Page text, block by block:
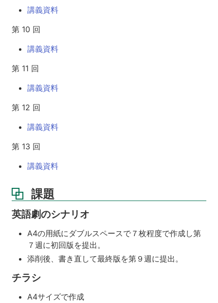
講義資料
第 10 回
講義資料
第 11 回
講義資料
第 12 回
講義資料
第 13 回
講義資料
課題
英語劇のシナリオ
A4の用紙にダブルスペースで７枚程度で作成し第
７週に初回版を提出。
添削後、書き直して最終版を第９週に提出。
チラシ
A4サイズで作成